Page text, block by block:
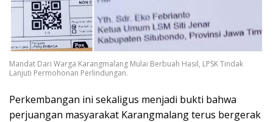
Mandat Dari Warga Karangmalang Mulai Berbuah Hasil, LPSK Tindak
Lanjuti Permohonan Perlindungan.
Perkembangan ini sekaligus menjadi bukti bahwa
perjuangan masyarakat Karangmalang terus bergerak